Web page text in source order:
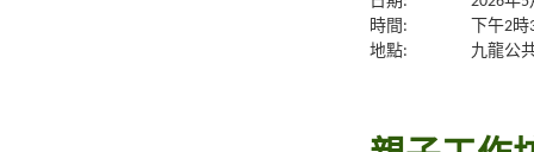
時間:
下午2
地點:
九龍公